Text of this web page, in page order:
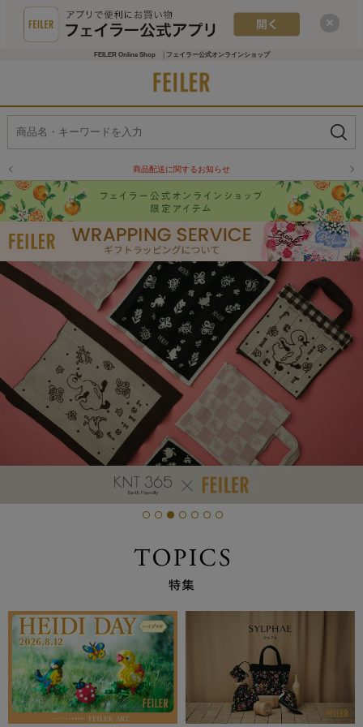
FEILER Online Shop │フェイラー公式オンラインショップ
物流倉庫の休業に伴う配送のお知らせ